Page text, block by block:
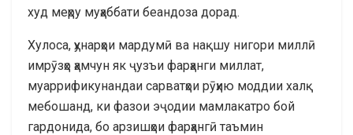
худ меҳру муҳаббати беандоза дорад.
Хулоса, ҳунарҳои мардумӣ ва нақшу нигори миллӣ
имрӯзҳо ҳамчун як ҷузъи фарҳанги миллат,
муаррификунандаи сарватҳои рӯҳию моддии халқ
мебошанд, ки фазои эҷодии мамлакатро бой
гардонида, бо арзишҳои фарҳангӣ таъмин